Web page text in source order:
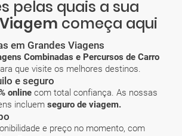
pelas quais a sua
começa aqui
em Grandes Viagens
Combinadas e Percursos de Carro
que visite os melhores destinos.
e seguro
online com total confiança. As nossas
incluem seguro de viagem.
e preço no momento, com